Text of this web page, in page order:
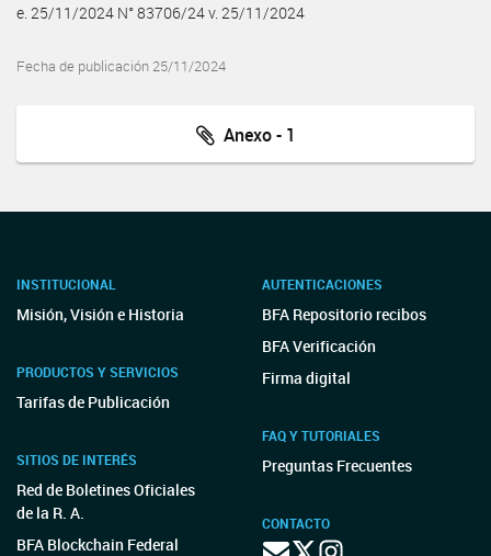
e. 25/11/2024 N° 83706/24 v. 25/11/2024
Fecha de publicación 25/11/2024
Anexo - 1
INSTITUCIONAL
Misión, Visión e Historia
PRODUCTOS Y SERVICIOS
Tarifas de Publicación
SITIOS DE INTERÉS
Red de Boletines Oficiales
de la R. A.
BFA Blockchain Federal
AUTENTICACIONES
BFA Repositorio recibos
BFA Verificación
Firma digital
FAQ Y TUTORIALES
Preguntas Frecuentes
CONTACTO